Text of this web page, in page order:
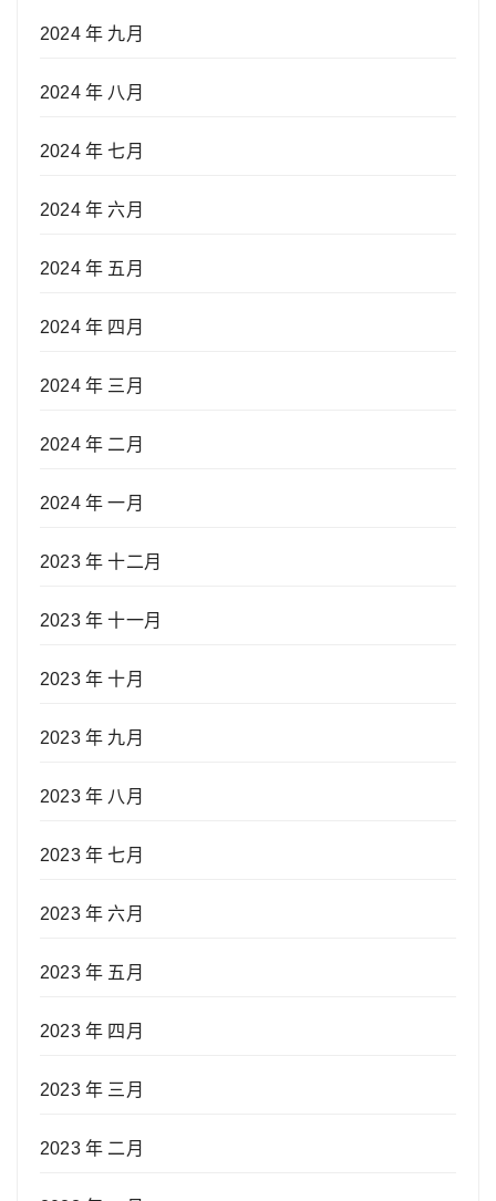
2024 年 九月
2024 年 八月
2024 年 七月
2024 年 六月
2024 年 五月
2024 年 四月
2024 年 三月
2024 年 二月
2024 年 一月
2023 年 十二月
2023 年 十一月
2023 年 十月
2023 年 九月
2023 年 八月
2023 年 七月
2023 年 六月
2023 年 五月
2023 年 四月
2023 年 三月
2023 年 二月